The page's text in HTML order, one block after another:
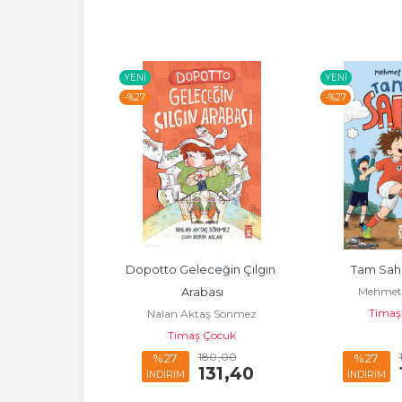
YENI
-%27
Dopotto Geleceğin Çılgın
Arabası
Nalan Aktaş Sönmez
Timaş Çocuk
%27
İNDİRİM
180,00
131,40
YENI
-%27
Tam
%27
İNDİRİM